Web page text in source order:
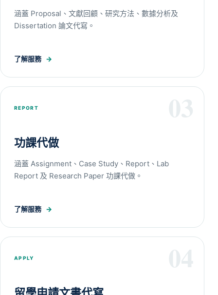
涵蓋 Proposal、文獻回顧、研究方法、數據分析及
Dissertation 論文代寫。
了解服務 →
REPORT
功課代做
涵蓋 Assignment、Case Study、Report、Lab
Report 及 Research Paper 功課代做。
了解服務 →
APPLY